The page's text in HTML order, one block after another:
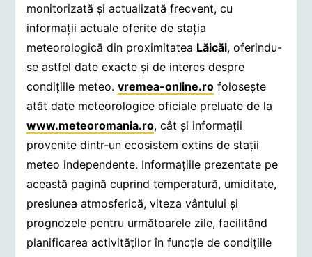
monitorizată și actualizată frecvent, cu
informații actuale oferite de stația
meteorologică din proximitatea Lăicăi, oferindu-
se astfel date exacte și de interes despre
condițiile meteo.vremea-online.ro folosește
atât date meteorologice oficiale preluate de la
www.meteoromania.ro, cât și informații
provenite dintr-un ecosistem extins de stații
meteo independente. Informațiile prezentate pe
această pagină cuprind temperatură, umiditate,
presiunea atmosferică, viteza vântului și
prognozele pentru următoarele zile, facilitând
planificarea activităților în funcție de condițiile